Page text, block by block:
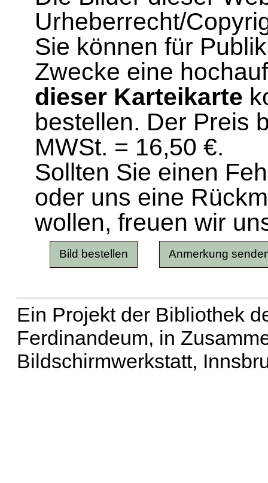
Urheberrecht/
Sie können für
Zwecke eine
dieser Karteikarte
bestellen. Der Preis
MWSt. = 16,50 €.
Sollten Sie einen
oder uns eine
wollen, freuen wir
Ein Projekt der Bibliothek
Ferdinandeum, in
Bildschirmwerkstatt,